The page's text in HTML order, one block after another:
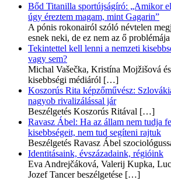
Bőd Titanilla sportújságíró: „Amikor
úgy éreztem magam, mint Gagarin”
A pónis rokonairól szóló névtelen
esnek neki, de ez nem az ő problémája
Tekintettel kell lenni a nemzeti
vagy sem?
Michal Vašečka, Kristína Mojžišová
kisebbségi médiáról […]
Koszorús Rita képzőművész:
nagyob rivalizálással jár
Beszélgetés Koszorús Ritával […]
Ravasz Ábel: Ha az állam nem tudja
kisebbségeit, nem tud segíteni rajtuk
Beszélgetés Ravasz Ábel
Identitásaink, évszázadaink, régióink
Eva Andrejčáková, Valerij Kupka,
Jozef Tancer beszélgetése […]